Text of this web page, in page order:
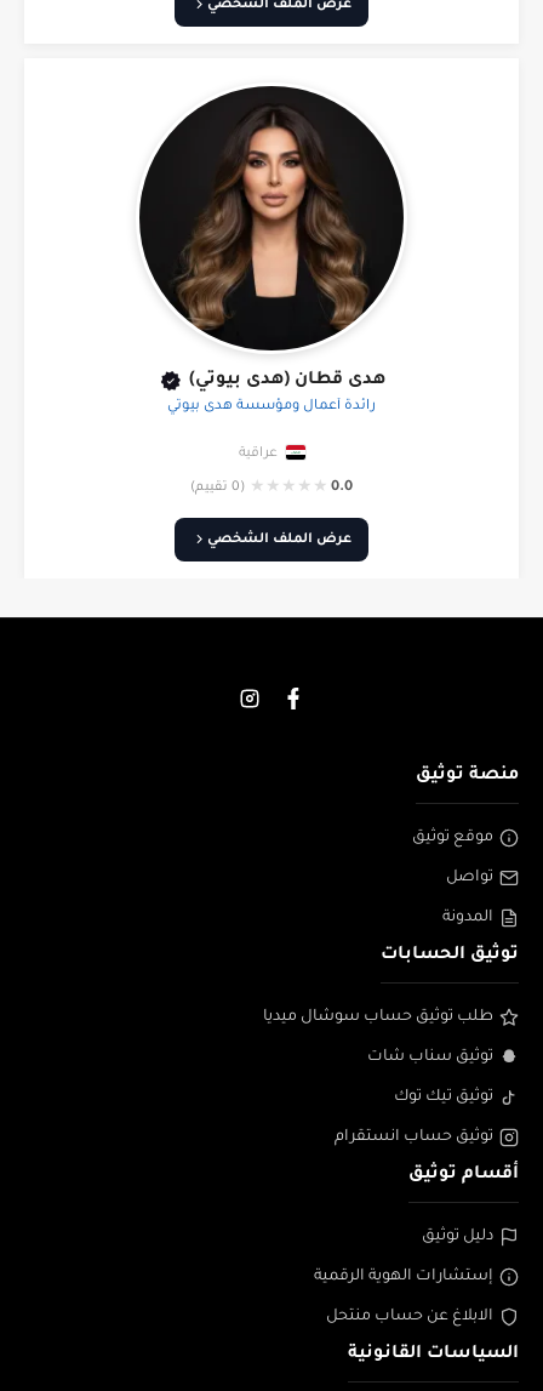
عرض الملف الشخصي
هدى قطان (هدى بيوتي)
رائدة أعمال ومؤسسة هدى بيوتي
عراقية
0.0
★
★
★
★
★ (0 تقييم)
عرض الملف الشخصي
منصة توثيق
موقع توثيق
تواصل
المدونة
توثيق الحسابات
طلب توثيق حساب سوشال ميديا
توثيق سناب شات
توثيق تيك توك
توثيق حساب انستقرام
أقسام توثيق
دليل توثيق
إستشارات الهوية الرقمية
الابلاغ عن حساب منتحل
السياسات القانونية